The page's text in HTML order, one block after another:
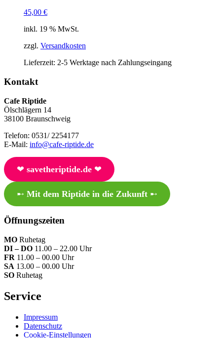
45,00 €
inkl. 19 % MwSt.
zzgl. Versandkosten
Lieferzeit: 2-5 Werktage nach Zahlungseingang
Kontakt
Cafe Riptide
Ölschlägern 14
38100 Braunschweig
Telefon: 0531/ 2254177
E-Mail: info@cafe-riptide.de
❤︎ savetheriptide.de❤︎
➸ Mit dem Riptide in die Zukunft➸
Öffnungszeiten
MO Ruhetag
DI – DO 11.00 – 22.00 Uhr
FR 11.00 – 00.00 Uhr
SA 13.00 – 00.00 Uhr
SO Ruhetag
Service
Impressum
Datenschutz
Cookie-Einstellungen